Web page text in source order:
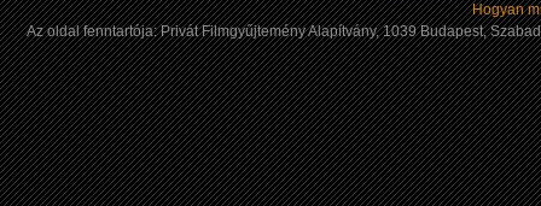
Hogyan
Az oldal fenntartója: Privát Filmgyűjtemény Alapítvány, 1039 Budapest,